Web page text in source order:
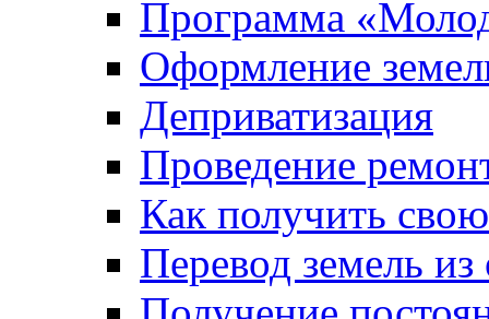
Программа
Оформление
Деприватизация
Проведение
Как получить
Перевод земель